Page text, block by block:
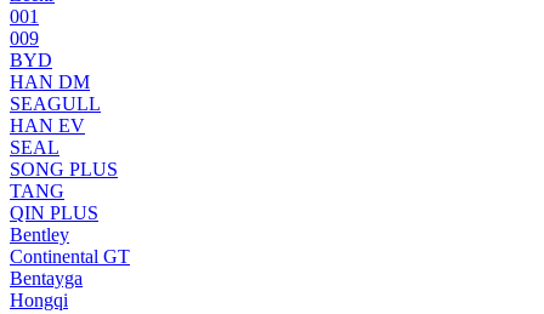
001
009
BYD
HAN DM
SEAGULL
HAN EV
SEAL
SONG PLUS
TANG
QIN PLUS
Bentley
Continental GT
Bentayga
Hongqi